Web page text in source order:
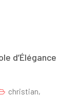
d’Élégance
christian,